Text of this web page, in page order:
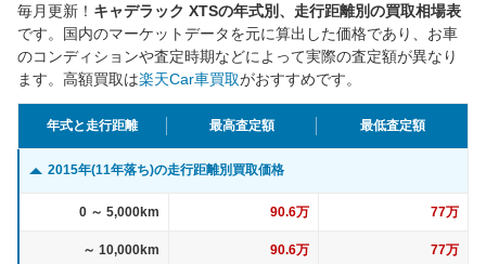
毎月更新！ キャデラック XTSの年式別、走行距離別の買取相場表
です。国内のマーケットデータを元に算出した価格であり、お車
のコンディションや査定時期などによって実際の査定額が異なり
ます。高額買取は楽天Car車買取がおすすめです。
年式と走行距離 最高査定額 最低査定額
2015年(11年落ち)の走行距離別買取価格
0 ～ 5,000km 90.6万 77万
～ 10,000km 90.6万 77万